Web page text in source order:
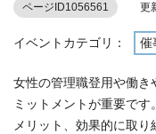
ページID1056561 更
イベントカテゴリ： 催
女性の管理職登用や働き
ミットメントが重要で
メリット、効果的に取